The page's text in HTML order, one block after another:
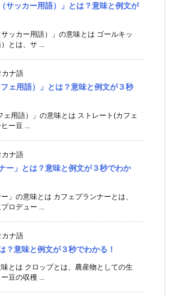
サッカー用語）」とは？意味と例文が
サッカー用語）」の意味とは ゴールキッ
とは、サ ...
カナ語
フェ用語）」とは？意味と例文が３秒
ェ用語）」の意味とは ストレート(カフェ
ー豆 ...
カナ語
ー」とは？意味と例文が３秒でわか
ー」の意味とは カフェプランナーとは、
ロデュー ...
カナ語
？意味と例文が３秒でわかる！
味とは クロップとは、農産物としての生
豆の収穫 ...